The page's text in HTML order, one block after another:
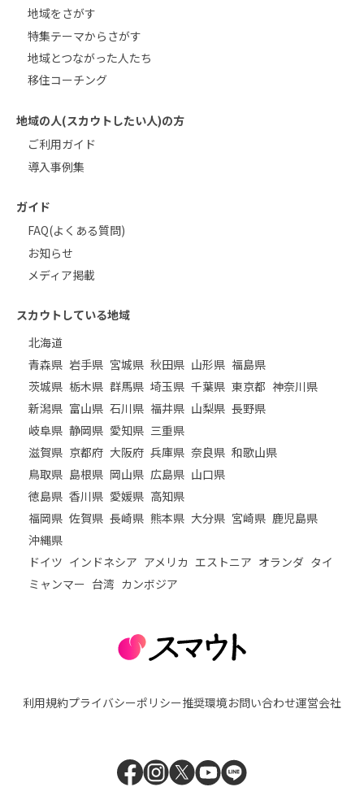
地域をさがす
特集テーマからさがす
地域とつながった人たち
移住コーチング
地域の人(スカウトしたい人)の方
ご利用ガイド
導入事例集
ガイド
FAQ(よくある質問)
お知らせ
メディア掲載
スカウトしている地域
北海道
青森県 岩手県 宮城県 秋田県 山形県 福島県
茨城県 栃木県 群馬県 埼玉県 千葉県 東京都 神奈川県
新潟県 富山県 石川県 福井県 山梨県 長野県
岐阜県 静岡県 愛知県 三重県
滋賀県 京都府 大阪府 兵庫県 奈良県 和歌山県
鳥取県 島根県 岡山県 広島県 山口県
徳島県 香川県 愛媛県 高知県
福岡県 佐賀県 長崎県 熊本県 大分県 宮崎県 鹿児島県
沖縄県
ドイツ インドネシア アメリカ エストニア オランダ タイ
ミャンマー 台湾 カンボジア
利用規約プライバシーポリシー推奨環境お問い合わせ運営会社